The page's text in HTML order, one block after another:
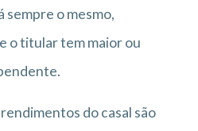
sempre o mesmo,
o titular tem maior ou
do casal são